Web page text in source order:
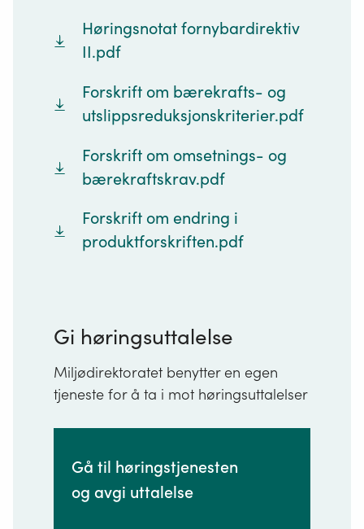
Høringsnotat fornybardirektiv
II.pdf
Forskrift om bærekrafts- og
utslippsreduksjonskriterier.pdf
Forskrift om omsetnings- og
bærekraftskrav.pdf
Forskrift om endring i
produktforskriften.pdf
Gi høringsuttalelse
Miljødirektoratet benytter en egen
tjeneste for å ta i mot høringsuttalelser
Gå til høringstjenesten
og avgi uttalelse